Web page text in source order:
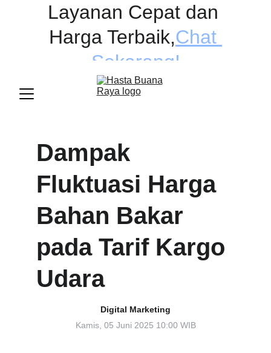
Layanan Cepat dan
Harga Terbaik,Chat
Sekarang!
Dampak
Fluktuasi Harga
Bahan Bakar
pada Tarif Kargo
Udara
Digital Marketing
Kamis, 05 Juni 2025 10:00 WIB